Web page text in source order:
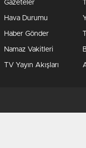
Gazeteler
Hava Durumu
Haber Gönder
Namaz Vakitleri
TV Yayın Akışları